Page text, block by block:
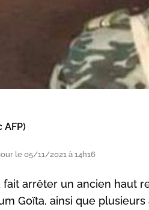
AFP)
le 05/11/2021 à 14h16
arrêter un ancien haut
Goïta, ainsi que